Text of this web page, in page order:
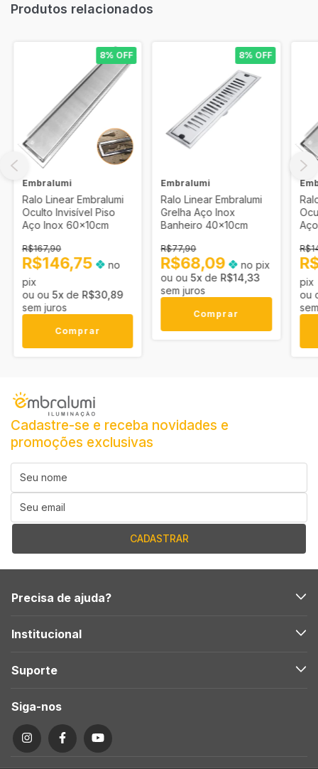
Produtos relacionados
8% OFF
Embralumi
Ralo Linear Embralumi
Oculto Invisível Piso
Aço Inox 60x10cm
R$167,90
R$146,75
no
pix
5x de R$30,89
sem juros
Comprar
8% OFF
Embralumi
Ralo Linear Embralumi
Grelha Aço Inox
Banheiro 40x10cm
R$77,90
R$68,09
no pix
5x de R$14,33
sem juros
Comprar
pix
Cadastre-se e receba novidades e
promoções exclusivas
Precisa de ajuda?
Institucional
Suporte
Siga-nos